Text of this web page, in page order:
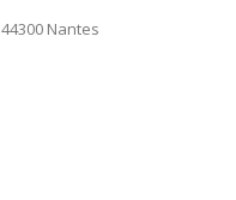
44300 Nantes